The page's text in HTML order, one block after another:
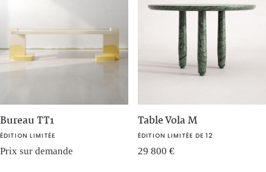
Bureau TT1
ÉDITION LIMITÉE
Prix sur demande
Table Vola M
ÉDITION LIMITÉE DE 12
29 800 €